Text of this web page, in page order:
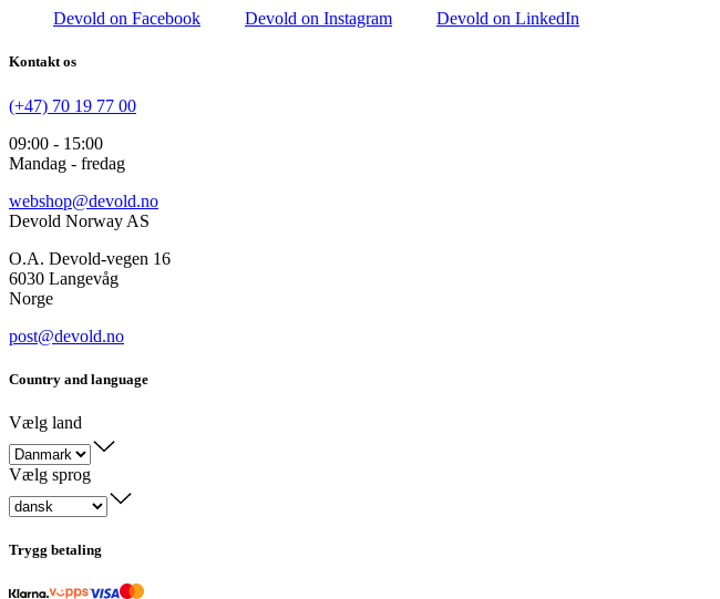
Devold on Facebook Devold on Instagram Devold on LinkedIn
Kontakt os
(+47) 70 19 77 00
09:00 - 15:00
Mandag - fredag
webshop@devold.no
Devold Norway AS
O.A. Devold-vegen 16
6030 Langevåg
Norge
post@devold.no
Country and language
Vælg land
Vælg sprog
Trygg betaling